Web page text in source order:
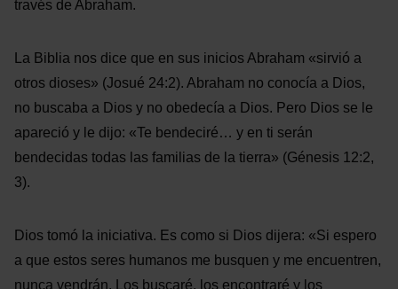
través de Abraham.
La Biblia nos dice que en sus inicios Abraham «sirvió a
otros dioses» (Josué 24:2). Abraham no conocía a Dios,
no buscaba a Dios y no obedecía a Dios. Pero Dios se le
apareció y le dijo: «Te bendeciré… y en ti serán
bendecidas todas las familias de la tierra» (Génesis 12:2,
3).
Dios tomó la iniciativa. Es como si Dios dijera: «Si espero
a que estos seres humanos me busquen y me encuentren,
nunca vendrán. Los buscaré, los encontraré y los